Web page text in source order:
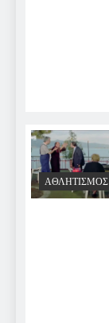
ΑΘΛΗΤΙΣΜΌΣ